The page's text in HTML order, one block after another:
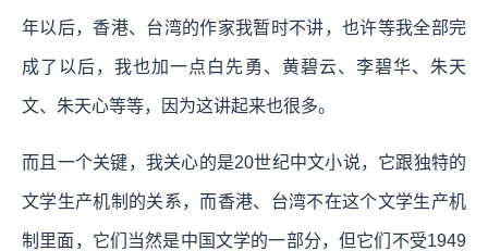
年以后，香港、台湾的作家我暂时不讲，也许等我全部完
成了以后，我也加一点白先勇、黄碧云、李碧华、朱天
文、朱天心等等，因为这讲起来也很多。
而且一个关键，我关心的是20世纪中文小说，它跟独特的
文学生产机制的关系，而香港、台湾不在这个文学生产机
制里面，它们当然是中国文学的一部分，但它们不受1949